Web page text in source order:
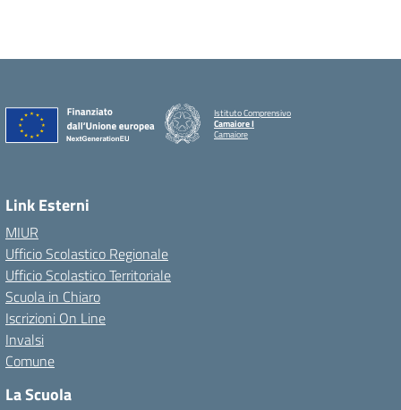
Istituto Comprensivo
Camaiore I
Camaiore
Link Esterni
MIUR
Ufficio Scolastico Regionale
Ufficio Scolastico Territoriale
Scuola in Chiaro
Iscrizioni On Line
Invalsi
Comune
La Scuola